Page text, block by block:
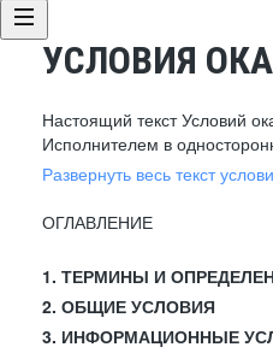
УСЛОВИЯ
Настоящий текст Условий
Исполнителем в
Развернуть весь текст
ОГЛАВЛЕНИЕ
1. ТЕРМИНЫ И
2. ОБЩИЕ УСЛОВИЯ
3. ИНФОРМАЦИОННЫЕ